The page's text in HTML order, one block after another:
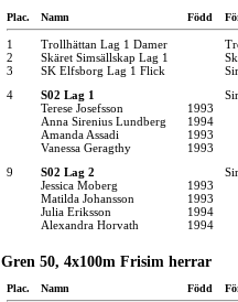
Plac. Namn Född
1 Trollhättan Lag 1 Damer
2
Skäret Simsällskap Lag 1
3
SK Elfsborg Lag 1 Flick
4
S02 Lag 1
Terese Josefsson
1993
Anna Sirenius Lundberg
1994
Amanda Assadi
1993
Vanessa Geragthy
1993
9
S02 Lag 2
Jessica Moberg
1993
Matilda Johansson
1993
Julia Eriksson
1994
Alexandra Horvath
1994
Gren 50, 4x100m Frisim herrar
Plac. Namn Född